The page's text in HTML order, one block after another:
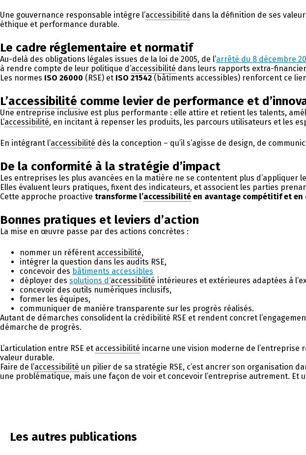
Une gouvernance responsable intègre l’accessibilité dans la définition de ses
éthique et performance durable.
Le cadre réglementaire et normatif
Au-delà des obligations légales issues de la loi de 2005, de l’arrêté du 8 décembre
à rendre compte de leur politique d’accessibilité dans leurs rapports extra-
Les normes ISO 26000 (RSE) et ISO 21542 (bâtiments accessibles) renforcent ce
L’accessibilité comme levier de performance et
Une entreprise inclusive est plus performante : elle attire et retient les talents,
L’accessibilité, en incitant à repenser les produits, les parcours utilisateurs et les
En intégrant l’accessibilité dès la conception – qu’il s’agisse de design, de
De la conformité à la stratégie d’impact
Les entreprises les plus avancées en la matière ne se contentent plus d’appliquer
Elles évaluent leurs pratiques, fixent des indicateurs, et associent les parties
Cette approche proactive transforme l’accessibilité en avantage compétitif et
Bonnes pratiques et leviers d’action
La mise en œuvre passe par des actions concrètes :
nommer un référent accessibilité,
intégrer la question dans les audits RSE,
concevoir des bâtiments accessibles
déployer des solutions d’accessibilité intérieures et extérieures adaptées à
concevoir des outils numériques inclusifs,
former les équipes,
communiquer de manière transparente sur les progrès réalisés.
Autant de démarches consolident la crédibilité RSE et rendent concret
démarche de progrès.
L’articulation entre RSE et accessibilité incarne une vision moderne de l’entreprise
valeur durable.
Faire de l’accessibilité un pilier de sa stratégie RSE, c’est ancrer son organisation
une problématique, mais une façon de voir et concevoir l’entreprise autrement. Et
Les autres publications